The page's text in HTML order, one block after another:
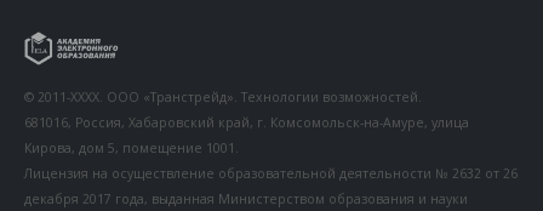
© 2011-XXXX. ООО «Транстрейд». Технологии возможностей.
681016, Россия, Хабаровский край, г. Комсомольск-на-Амуре, улица
Кирова, дом 5, помещение 1001.
Лицензия на осуществление образовательной деятельности № 2632 от 26
декабря 2017 года, выданная Министерством образования и науки